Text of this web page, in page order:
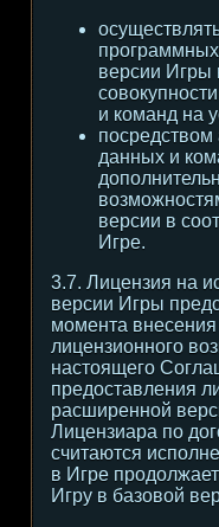
версии Игры
и команд на
посредством
данных и
версии в
Игре.
3.7. Лицензия на
версии Игры
момента внесения
лицензионного
настоящего
предоставления
расширенной
Лицензиара по
считаются
в Игре
Игру в базовой